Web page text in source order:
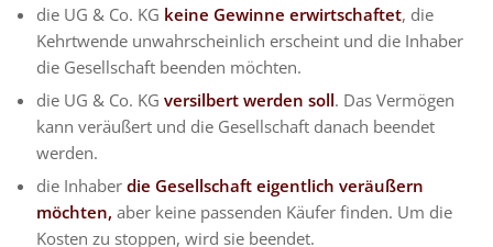
die UG & Co. KG keine Gewinne erwirtschaftet, die
Kehrtwende unwahrscheinlich erscheint und die Inhaber
die Gesellschaft beenden möchten.
die UG & Co. KGversilbert werden soll. Das Vermögen
kann veräußert und die Gesellschaft danach beendet
werden.
die Inhaberdie Gesellschaft eigentlich veräußern
möchten, aber keine passenden Käufer finden. Um die
Kosten zu stoppen, wird sie beendet.